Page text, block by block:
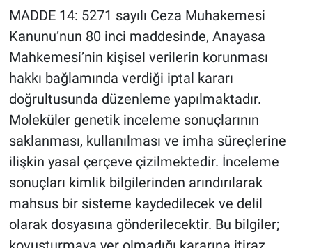
MADDE 14: 5271 sayılı Ceza Muhakemesi
Kanunu’nun 80 inci maddesinde, Anayasa
Mahkemesi’nin kişisel verilerin korunması
hakkı bağlamında verdiği iptal kararı
doğrultusunda düzenleme yapılmaktadır.
Moleküler genetik inceleme sonuçlarının
saklanması, kullanılması ve imha süreçlerine
ilişkin yasal çerçeve çizilmektedir. İnceleme
sonuçları kimlik bilgilerinden arındırılarak
mahsus bir sisteme kaydedilecek ve delil
olarak dosyasına gönderilecektir. Bu bilgiler;